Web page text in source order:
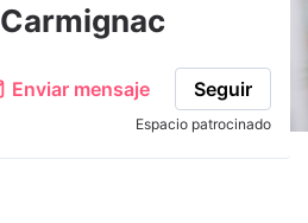
Carmignac
Enviar mensaje Seguir
Espacio patrocinado